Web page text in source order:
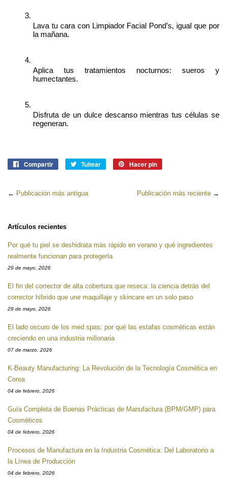
Lava tu cara con Limpiador Facial Pond’s, igual que por
la mañana.
Aplica tus tratamientos nocturnos: sueros y
humectantes.
Disfruta de un dulce descanso mientras tus células se
regeneran.
Compartir
CompartirTuitear
Tuitear Hacer pin
← Publicación más antigua Publicación más reciente →
Artículos recientes
Por qué tu piel se deshidrata más rápido en verano y qué ingredientes
realmente funcionan para protegerla
29 de mayo, 2026
El fin del corrector de alta cobertura que reseca: la ciencia detrás del
corrector híbrido que une maquillaje y skincare en un solo paso
29 de mayo, 2026
El lado oscuro de los med spas: por qué las estafas cosméticas están
creciendo en una industria millonaria
07 de marzo, 2026
K-Beauty Manufacturing: La Revolución de la Tecnología Cosmética en
Corea
04 de febrero, 2026
Guía Completa de Buenas Prácticas de Manufactura (BPM/GMP) para
Cosméticos
04 de febrero, 2026
Procesos de Manufactura en la Industria Cosmética: Del Laboratorio a
la Línea de Producción
04 de febrero, 2026